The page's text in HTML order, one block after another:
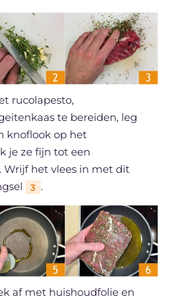
rucolapesto,
te bereiden, leg
knoflook op het
je ze fijn tot een
. Wrijf het vlees in met dit
3 .
af met huishoudfolie en